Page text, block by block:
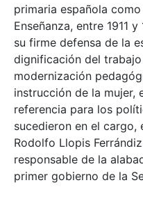
primaria española
Enseñanza, entre 1911
su firme defensa de la
dignificación del
modernización
instrucción de la mujer,
referencia para los
sucedieron en el cargo,
Rodolfo Llopis
responsable de la
primer gobierno de la